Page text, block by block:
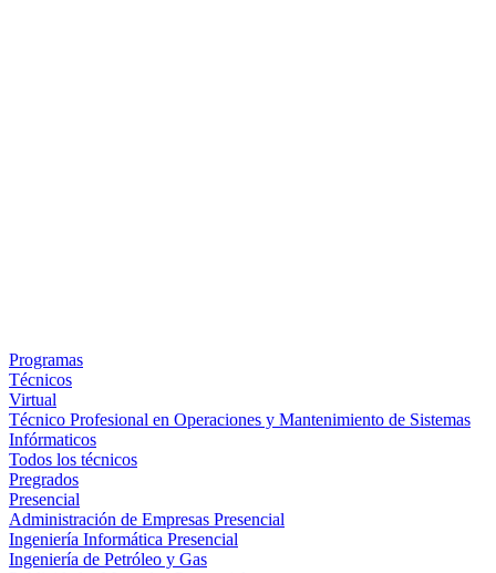
Programas
Técnicos
Virtual
Técnico Profesional en Operaciones y Mantenimiento de Sistemas
Infórmaticos
Todos los técnicos
Pregrados
Presencial
Administración de Empresas Presencial
Ingeniería Informática Presencial
Ingeniería de Petróleo y Gas